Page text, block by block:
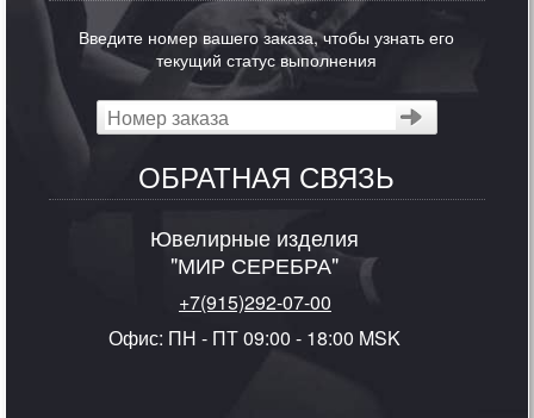
Введите номер вашего заказа, чтобы узнать его
текущий статус выполнения
ОБРАТНАЯ СВЯЗЬ
Ювелирные изделия
"МИР СЕРЕБРА"
+7(915)292-07-00
Офис: ПН - ПТ 09:00 - 18:00 MSK